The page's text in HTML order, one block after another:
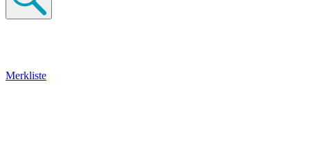
Merkliste